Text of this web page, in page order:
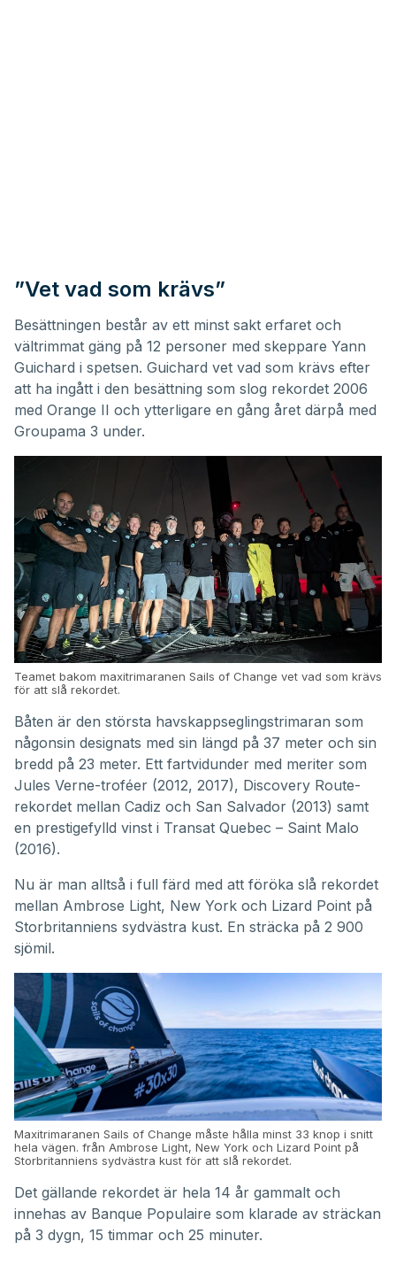
”Vet vad som krävs”
Besättningen består av ett minst sakt erfaret och
vältrimmat gäng på 12 personer med skeppare Yann
Guichard i spetsen. Guichard vet vad som krävs efter
att ha ingått i den besättning som slog rekordet 2006
med Orange II och ytterligare en gång året därpå med
Groupama 3 under.
Teamet bakom maxitrimaranen Sails of Change vet vad som krävs
för att slå rekordet.
Båten är den största havskappseglingstrimaran som
någonsin designats med sin längd på 37 meter och sin
bredd på 23 meter. Ett fartvidunder med meriter som
Jules Verne-troféer (2012, 2017), Discovery Route-
rekordet mellan Cadiz och San Salvador (2013) samt
en prestigefylld vinst i Transat Quebec – Saint Malo
(2016).
Nu är man alltså i full färd med att föröka slå rekordet
mellan Ambrose Light, New York och Lizard Point på
Storbritanniens sydvästra kust. En sträcka på 2 900
sjömil.
Maxitrimaranen Sails of Change måste hålla minst 33 knop i snitt
hela vägen. från Ambrose Light, New York och Lizard Point på
Storbritanniens sydvästra kust för att slå rekordet.
Det gällande rekordet är hela 14 år gammalt och
innehas av Banque Populaire som klarade av sträckan
på 3 dygn, 15 timmar och 25 minuter.